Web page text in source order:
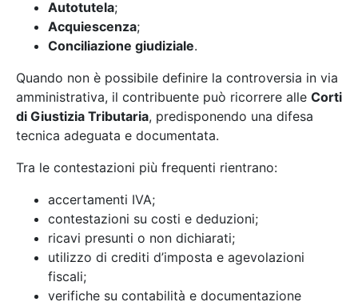
Autotutela;
Acquiescenza;
Conciliazione giudiziale.
Quando non è possibile definire la controversia in via
amministrativa, il contribuente può ricorrere alle Corti
di Giustizia Tributaria, predisponendo una difesa
tecnica adeguata e documentata.
Tra le contestazioni più frequenti rientrano:
accertamenti IVA;
contestazioni su costi e deduzioni;
ricavi presunti o non dichiarati;
utilizzo di crediti d’imposta e agevolazioni
fiscali;
verifiche su contabilità e documentazione